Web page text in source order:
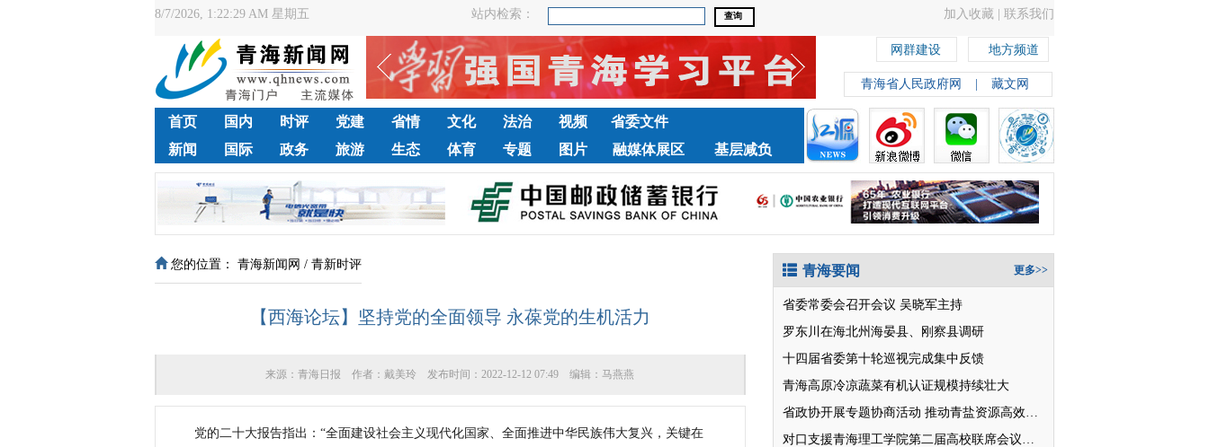
8/7/2026, 1:22:30 AM 星期五 站内检索： 加入收藏 联系我们
网群建设 地方频道
青海省人民政府网 藏文网
首页 国内 时评 党建 省情 文化 法治 视频
省委文件
新闻
国际 政务 旅游 生态 体育 专题 图片 融媒体展区 基层减负
您的位置： 青海新闻网 / 青新时评
【西海论坛】坚持党的全面领导 永葆党的生机活力
来源：青海日报 作者：戴美玲 发布时间：2022-12-12 07:49 编辑：马燕燕
党的二十大报告指出：“全面建设社会主义现代化国家、全面推进中华民族伟大复兴，关键在
青海要闻 更多>>
省委常委会召开会议 吴晓军主持
罗东川在海北州海晏县、刚察县调研
十四届省委第十轮巡视完成集中反馈
青海高原冷凉蔬菜有机认证规模持续壮大
省政协开展专题协商活动 推动青盐资源高效开发利用
对口支援青海理工学院第二届高校联席会议召开